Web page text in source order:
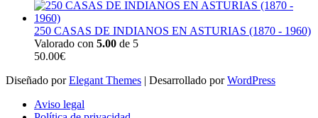
250 CASAS DE INDIANOS EN ASTURIAS (1870 - 1960)
Valorado con 5.00 de 5
50.00€
Diseñado porElegant Themes | Desarrollado porWordPress
Aviso legal